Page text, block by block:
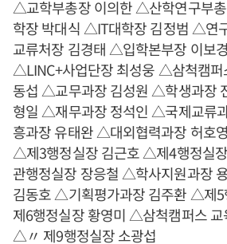
△교학부총장 이의한 △산학연구부
학장 박대식 △IT대학장 김정범 △연
교류처장 김경태 △입학본부장 이보
△LINC+사업단장 최성웅 △삼척캠퍼
동섭 △교무과장 김성원 △학생과장
형일 △재무과장 정석인 △국제교류
흥과장 유태완 △대외협력과장 허호
△제3행정실장 김근호 △제4행정실
관행정실장 장응철 △학사지원과장
김동호 △기획평가과장 김주환 △제
제6행정실장 황영미 △삼척캠퍼스 교
△〃 제9행정실장 소광섭